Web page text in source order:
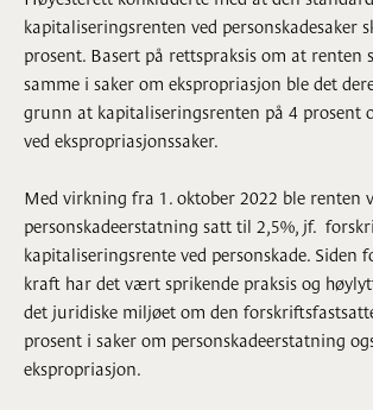
kapitaliseringsrenten ved personskadesaker
prosent. Basert på rettspraksis om at renten
samme i saker om ekspropriasjon ble det
grunn at kapitaliseringsrenten på 4 prosent
ved ekspropriasjonssaker.
Med virkning fra 1. oktober 2022 ble renten
personskadeerstatning satt til 2,5%, jf.
kapitaliseringsrente ved personskade. Siden
kraft har det vært sprikende praksis og
det juridiske miljøet om den
prosent i saker om personskadeerstatning
ekspropriasjon.